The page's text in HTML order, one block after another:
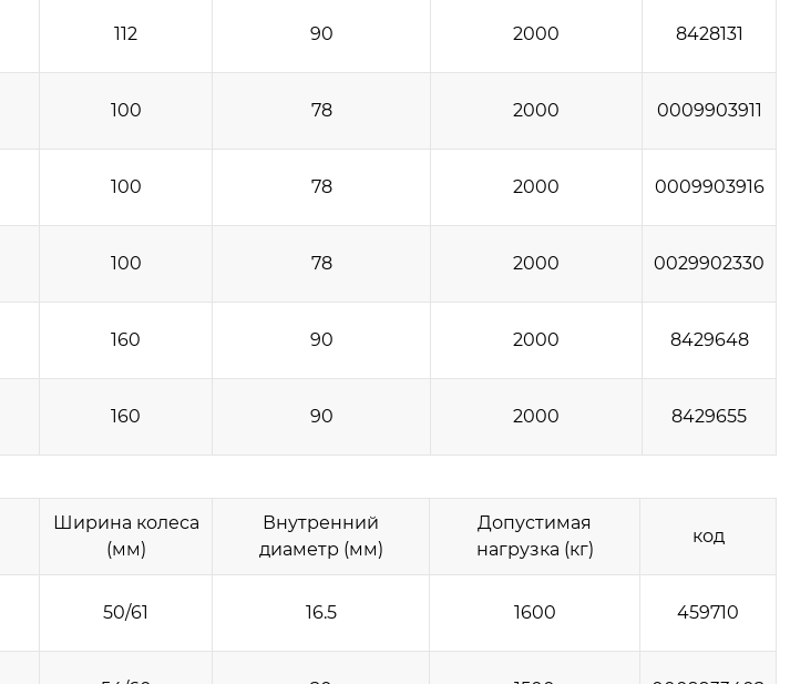
112 90 2000 8428131
100 78 2000 0009903911
100 78 2000 0009903916
100 78 2000 0029902330
160 90 2000 8429648
160 90 2000 8429655
Ширина колеса
(мм)
Внутренний
диаметр (мм)
Допустимая
нагрузка (кг)
код
50/61 16.5 1600 459710